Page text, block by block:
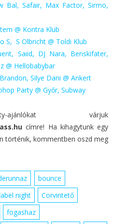
Bal, Safair, Max Factor, Sirmo,
@ Kontra Klub
S, S Olbricht @ Toldi Klub
Saiid, DJ Nara, Benskifater,
@ Hellobabybar
Silye Dani @ Ankert
Party @ Győr, Subway
várjuk
címre! Ha kihagytunk egy
történik, kommentben oszd meg
bounce
night
Corvintető
fogashaz